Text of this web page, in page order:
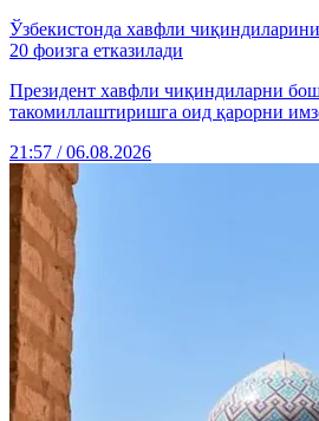
Ўзбекистонда хавфли
20 фоизга етказилади
Президент хавфли чиқиндиларни
такомиллаштиришга оид қарорни
21:57 / 06.08.2026